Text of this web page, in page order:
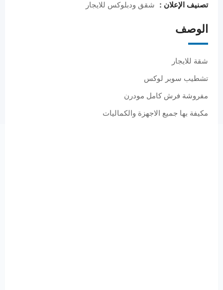
تصنيف الإعلان : شقق ودبلوكس للايجار
الوصف
شقة للايجار
تشطيب سوبر لوكس
مفروشة فرش كامل مودرن
مكيفة بها جميع الاجهزة والكماليات